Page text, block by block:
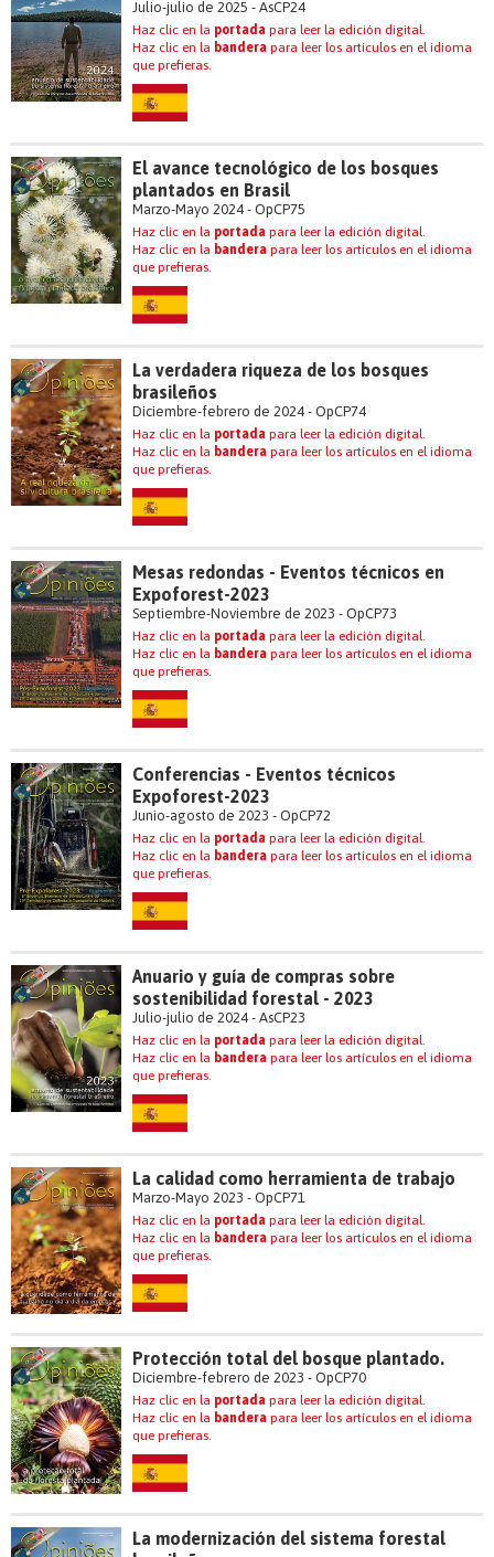
Julio-julio de 2025 - AsCP24
Haz clic en la portada para leer la edición digital.
Haz clic en la bandera para leer los artículos en el idioma
que prefieras.
El avance tecnológico de los bosques
plantados en Brasil
Marzo-Mayo 2024 - OpCP75
Haz clic en la portada para leer la edición digital.
Haz clic en la bandera para leer los artículos en el idioma
que prefieras.
La verdadera riqueza de los bosques
brasileños
Diciembre-febrero de 2024 - OpCP74
Haz clic en la portada para leer la edición digital.
Haz clic en la bandera para leer los artículos en el idioma
que prefieras.
Mesas redondas - Eventos técnicos en
Expoforest-2023
Septiembre-Noviembre de 2023 - OpCP73
Haz clic en la portada para leer la edición digital.
Haz clic en la bandera para leer los artículos en el idioma
que prefieras.
Conferencias - Eventos técnicos
Expoforest-2023
Junio-agosto de 2023 - OpCP72
Haz clic en la portada para leer la edición digital.
Haz clic en la bandera para leer los artículos en el idioma
que prefieras.
Anuario y guía de compras sobre
sostenibilidad forestal - 2023
Julio-julio de 2024 - AsCP23
Haz clic en la portada para leer la edición digital.
Haz clic en la bandera para leer los artículos en el idioma
que prefieras.
La calidad como herramienta de trabajo
Marzo-Mayo 2023 - OpCP71
Haz clic en la portada para leer la edición digital.
Haz clic en la bandera para leer los artículos en el idioma
que prefieras.
Protección total del bosque plantado.
Diciembre-febrero de 2023 - OpCP70
Haz clic en la portada para leer la edición digital.
Haz clic en la bandera para leer los artículos en el idioma
que prefieras.
La modernización del sistema forestal